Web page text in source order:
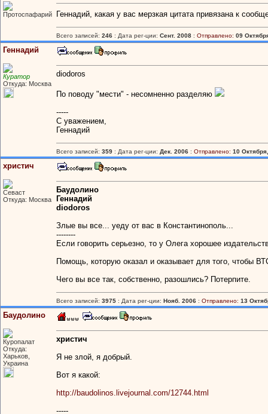
Протоспафарий Геннадий, какая у вас мерзкая цитата привязана к
Всего записей: 246 : Дата рег-ции: Сент. 2008 : Отправлено: 09
Геннадий
Куратор
Откуда: Москва
diodoros
По поводу "мести" - несомненно разделяю
-----
С уважением,
Геннадий
Всего записей: 359 : Дата рег-ции: Дек. 2006 : Отправлено: 10
христич
Севаст
Откуда: Москва
Баудолино
Геннадий
diodoros
Злые вы все... уеду от вас в Константинополь...
--------
Если говорить серьезно, то у Олега хорошее
Помощь, которую оказал и оказывает для того, чтобы
Чего вы все так, собственно, разошлись? Потерпите.
Всего записей: 3975 : Дата рег-ции: Нояб. 2006 : Отправлено: 13
Баудолино
Куропалат
Откуда:
Харьков,
Украина
христич
Я не злой, я добрый.
Вот я какой:
http://baudolinos.livejournal.com/12744.html
-----